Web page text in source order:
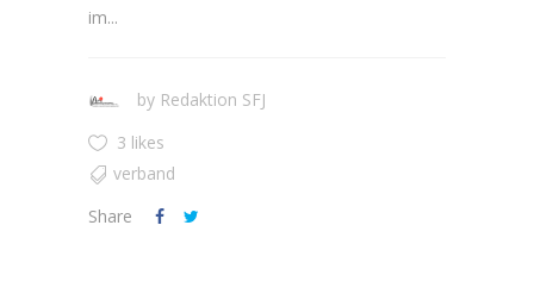
im...
by Redaktion SFJ
3 likes
verband
Share